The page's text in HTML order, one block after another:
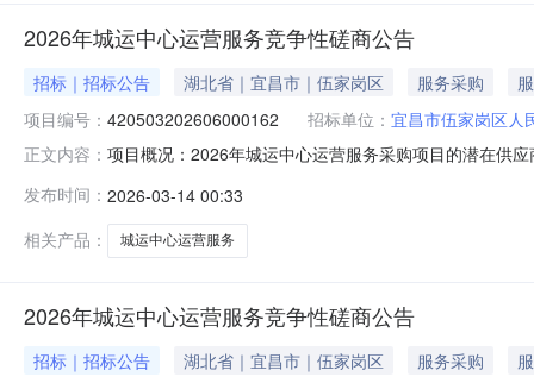
2026年城运中心运营服务竞争性磋商公告
招标｜招标公告 湖北省｜宜昌市｜伍家岗区 服务采购
项目编号： 420503202606000162 招标单位： 宜昌市伍家岗区人
正文内容： 项目概况：2026年城运中心运营服务采购项目的潜在供
号：420503-2026-000393.项目名称：2026年城运中心
发布时间： 2026-03-14 00:33
相关产品：
城运中心运营服务
2026年城运中心运营服务竞争性磋商公告
招标｜招标公告 湖北省｜宜昌市｜伍家岗区 服务采购